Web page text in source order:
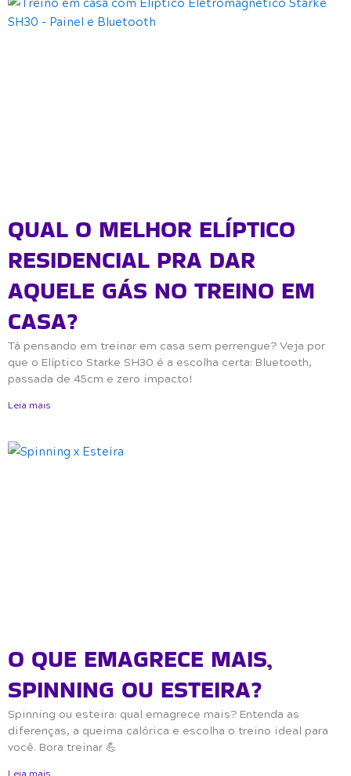
QUAL O MELHOR ELÍPTICO
RESIDENCIAL PRA DAR
AQUELE GÁS NO TREINO EM
CASA?
Tá pensando em treinar em casa sem perrengue? Veja por
que o Elíptico Starke SH30 é a escolha certa: Bluetooth,
passada de 45cm e zero impacto!
Leia mais
O QUE EMAGRECE MAIS,
SPINNING OU ESTEIRA?
Spinning ou esteira: qual emagrece mais? Entenda as
diferenças, a queima calórica e escolha o treino ideal para
você. Bora treinar 💪
Leia mais